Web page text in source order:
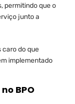
permitindo que o
junto a
caro do que
implementado
BPO